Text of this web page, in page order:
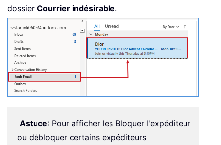
dossier Courrier indésirable.
Astuce: Pour afficher les Bloquer l'expéditeur
ou débloquer certains expéditeurs